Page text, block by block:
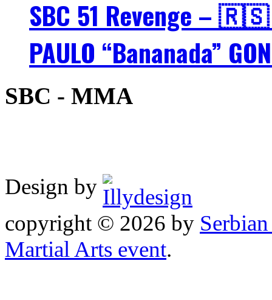
SBC 51 Revenge –
PAULO “Bananada”
SBC - MMA
Design by
copyright © 2026 by
Martial Arts event.